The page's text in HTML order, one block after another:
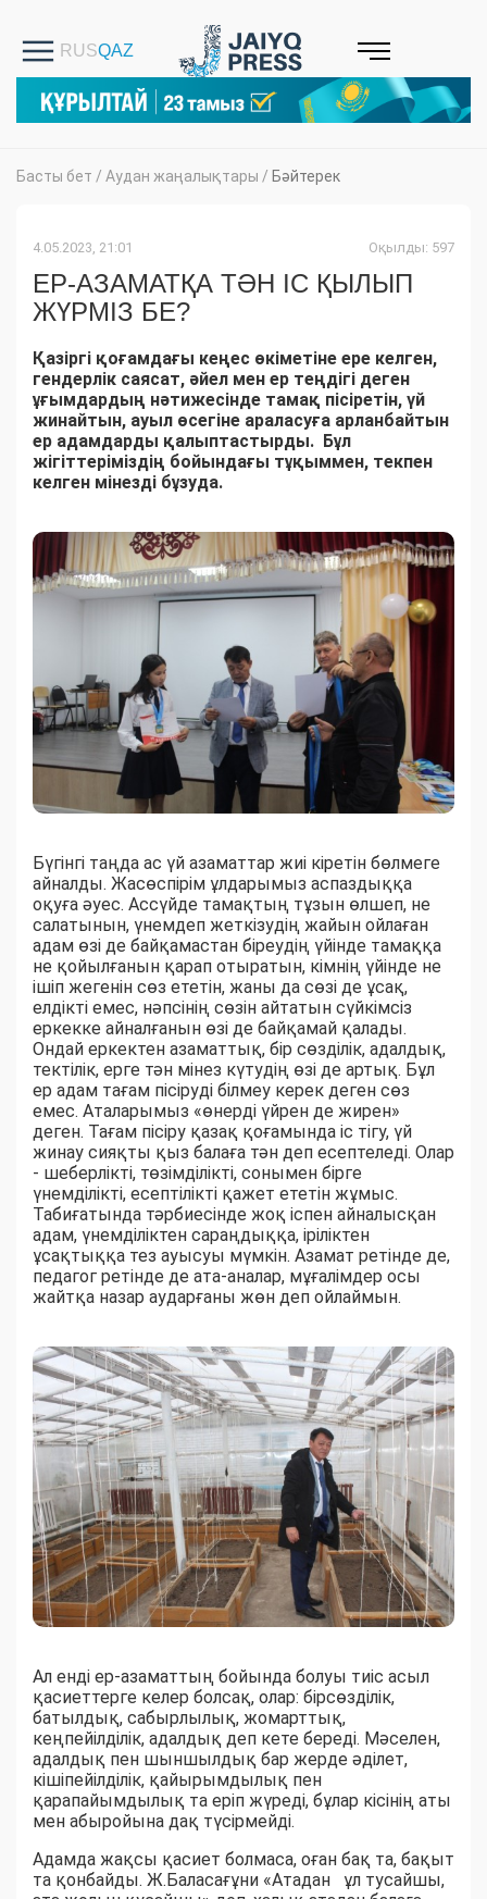
Басты бет / Аудан жаңалықтары / Бәйтерек
4.05.2023, 21:01 Оқылды: 597
ЕР-АЗАМАТҚА ТӘН ІС ҚЫЛЫП
ЖҮРМІЗ БЕ?
Қазіргі қоғамдағы кеңес өкіметіне ере келген,
гендерлік саясат, әйел мен ер теңдігі деген
ұғымдардың нәтижесінде тамақ пісіретін, үй
жинайтын, ауыл өсегіне араласуға арланбайтын
ер адамдарды қалыптастырды. Бұл
жігіттеріміздің бойындағы тұқыммен, текпен
келген мінезді бұзуда.
Бүгінгі таңда ас үй азаматтар жиі кіретін бөлмеге
айналды. Жасөспірім ұлдарымыз аспаздыққа
оқуға әуес. Ассүйде тамақтың тұзын өлшеп, не
салатынын, үнемдеп жеткізудің жайын ойлаған
адам өзі де байқамастан біреудің үйінде тамаққа
не қойылғанын қарап отыратын, кімнің үйінде не
ішіп жегенін сөз ететін, жаны да сөзі де ұсақ,
елдікті емес, нәпсінің сөзін айтатын сүйкімсіз
еркекке айналғанын өзі де байқамай қалады.
Ондай еркектен азаматтық, бір сөзділік, адалдық,
тектілік, ерге тән мінез күтудің өзі де артық. Бұл
ер адам тағам пісіруді білмеу керек деген сөз
емес. Аталарымыз «өнерді үйрен де жирен»
деген. Тағам пісіру қазақ қоғамында іс тігу, үй
жинау сияқты қыз балаға тән деп есептеледі. Олар
- шеберлікті, төзімділікті, сонымен бірге
үнемділікті, есептілікті қажет ететін жұмыс.
Табиғатында тәрбиесінде жоқ іспен айналысқан
адам, үнемділіктен сараңдыққа, іріліктен
ұсақтыққа тез ауысуы мүмкін. Азамат ретінде де,
педагог ретінде де ата-аналар, мұғалімдер осы
жайтқа назар аударғаны жөн деп ойлаймын.
Ал енді ер-азаматтың бойында болуы тиіс асыл
қасиеттерге келер болсақ, олар: бірсөзділік,
батылдық, сабырлылық, жомарттық,
кеңпейілділік, адалдық деп кете береді. Мәселен,
адалдық пен шыншылдық бар жерде әділет,
кішіпейілділік, қайырымдылық пен
қарапайымдылық та еріп жүреді, бұлар кісінің аты
мен абыройына дақ түсірмейді.
Адамда жақсы қасиет болмаса, оған бақ та, бақыт
та қонбайды. Ж.Баласағұни «Атадан ұл тусайшы,